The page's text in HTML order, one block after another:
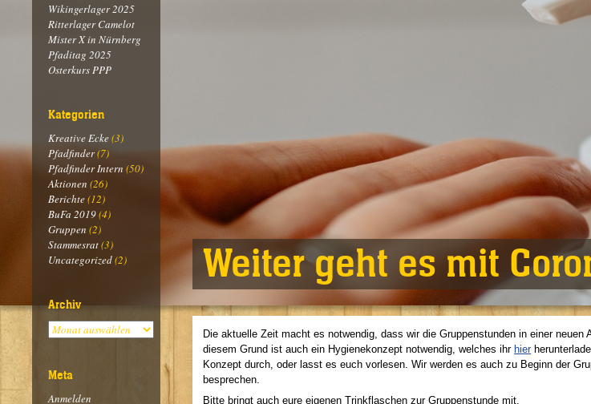
Wikingerlager 2025
Ritterlager Camelot
Mister X in Nürnberg
Pfaditag 2025
Osterkurs PPP
Kategorien
Kreative Ecke(3)
Pfadfinder(7)
Pfadfinder Intern (50)
Aktionen (26)
Berichte(12)
BuFa 2019(4)
Gruppen (2)
Stammesrat(3)
Uncategorized(2)
Archiv
Meta
Anmelden
Weiter geht es mit
Die aktuelle Zeit macht es notwendig, dass wir die Gruppenstunden in einer neuen
diesem Grund ist auch ein Hygienekonzept notwendig, welches ihr hier
Konzept durch, oder lasst es euch vorlesen. Wir werden es auch zu Beginn der
besprechen.
Bitte bringt auch eure eigenen Trinkflaschen zur Gruppenstunde mit.